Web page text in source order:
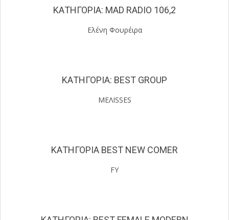
ΚΑΤΗΓΟΡΙΑ: MAD RADIO 106,2
Ελένη Φουρέιρα
ΚΑΤΗΓΟΡΙΑ: BEST GROUP
MEΛΙSSES
ΚΑΤΗΓΟΡΙΑ BEST NEW COMER
FY